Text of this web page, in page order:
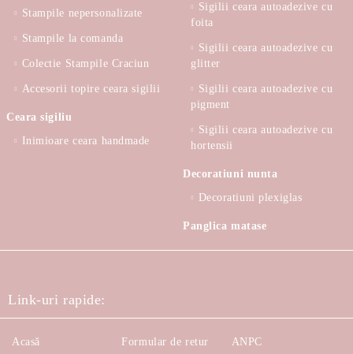
Stampile nepersonalizate
Stampile la comanda
Colectie Stampile Craciun
Accesorii topire ceara sigilii
Ceara sigiliu
Inimioare ceara handmade
Sigilii ceara autoadezive cu
foita
Sigilii ceara autoadezive cu
glitter
Sigilii ceara autoadezive cu
pigment
Sigilii ceara autoadezive cu
hortensii
Decoratiuni nunta
Decoratiuni plexiglas
Panglica matase
Link-uri rapide:
Acasă Formular de retur ANPC